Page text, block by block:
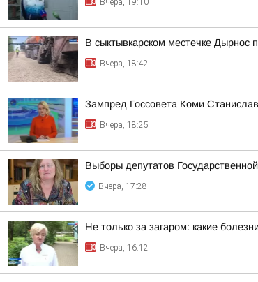
Вчера, 19:10
В сыктывкарском местечке Дырнос
Вчера, 18:42
Зампред Госсовета Коми
Вчера, 18:25
Выборы депутатов
Вчера, 17:28
Не только за загаром: какие
Вчера, 16:12